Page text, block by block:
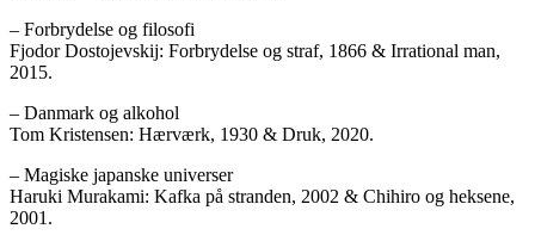
– Forbrydelse og filosofi
Fjodor Dostojevskij: Forbrydelse og straf, 1866 & Irrational man,
2015.
– Danmark og alkohol
Tom Kristensen: Hærværk, 1930 & Druk, 2020.
– Magiske japanske universer
Haruki Murakami: Kafka på stranden, 2002 & Chihiro og heksene,
2001.